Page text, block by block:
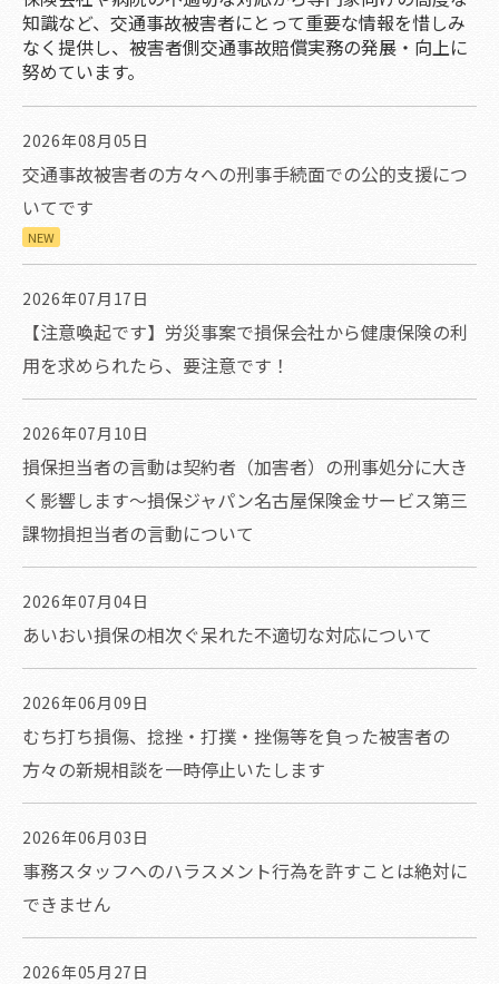
知識など、交通事故被害者にとって重要な情報を惜しみ
なく提供し、被害者側交通事故賠償実務の発展・向上に
努めています。
2026年08月05日
交通事故被害者の方々への刑事手続面での公的支援につ
いてです
NEW
2026年07月17日
【注意喚起です】労災事案で損保会社から健康保険の利
用を求められたら、要注意です！
2026年07月10日
損保担当者の言動は契約者（加害者）の刑事処分に大き
く影響します～損保ジャパン名古屋保険金サービス第三
課物損担当者の言動について
2026年07月04日
あいおい損保の相次ぐ呆れた不適切な対応について
2026年06月09日
むち打ち損傷、捻挫・打撲・挫傷等を負った被害者の
方々の新規相談を一時停止いたします
2026年06月03日
事務スタッフへのハラスメント行為を許すことは絶対に
できません
2026年05月27日